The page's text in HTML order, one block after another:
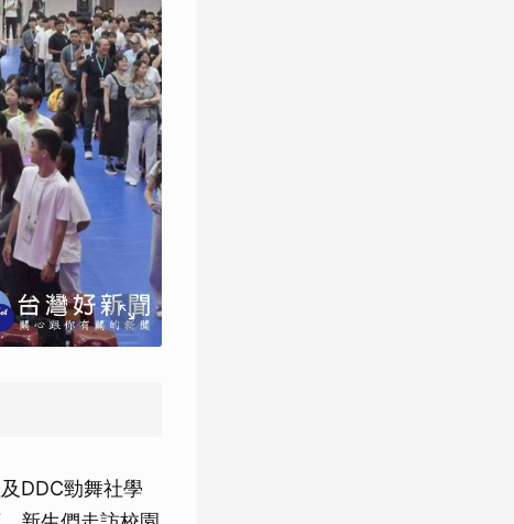
DDC勁舞社學